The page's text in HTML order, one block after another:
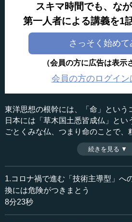
スキマ時間でも、な
第一人者による講義を1
さっそく始めて
（会員の方に広告は表示
会員の方のログイン
東洋思想の根幹には、「命」という
日本には「草木国土悉皆成仏」とい
ごとくみな仏、つまり命のことで、
命を奪うことに等しいと田口氏は説
に、一つひとつのことに真心を込め
人の強みであり、西洋発祥のものに
吹きかけてやることが、東洋と西洋
（全7話中第6話）
※インタビュアー：神藏孝之（テン
収録日：2020年7月22日
追加日：2020年7月22日
カテゴリー：
哲学・思想
続きを見る ▼
1.コロナ禍で進む「技術主導型」へ
換には危険がつきまとう
8分23秒